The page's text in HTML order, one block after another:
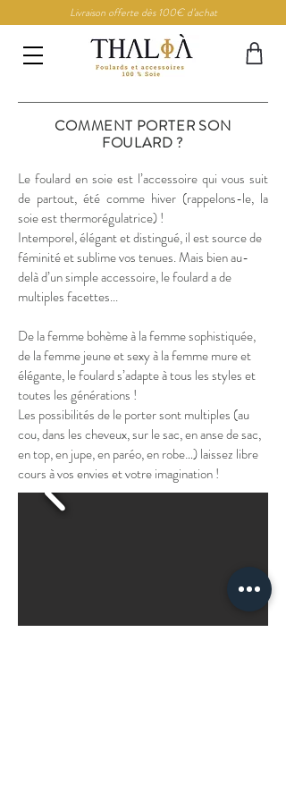
Livraison offerte dès 100€ d’achat
COMMENT PORTER SON
FOULARD ?
Le foulard en soie est l’accessoire qui vous suit
de partout, été comme hiver (rappelons-le, la
soie est thermorégulatrice) !
Intemporel, élégant et distingué, il est source de
féminité et sublime vos tenues. Mais bien au-
delà d’un simple accessoire, le foulard a de
multiples facettes...
De la femme bohème à la femme sophistiquée,
de la femme jeune et sexy à la femme mure et
élégante, le foulard s’adapte à tous les styles et
toutes les générations !
Les possibilités de le porter sont multiples (au
cou, dans les cheveux, sur le sac, en anse de sac,
en top, en jupe, en paréo, en robe…) laissez libre
cours à vos envies et votre imagination !